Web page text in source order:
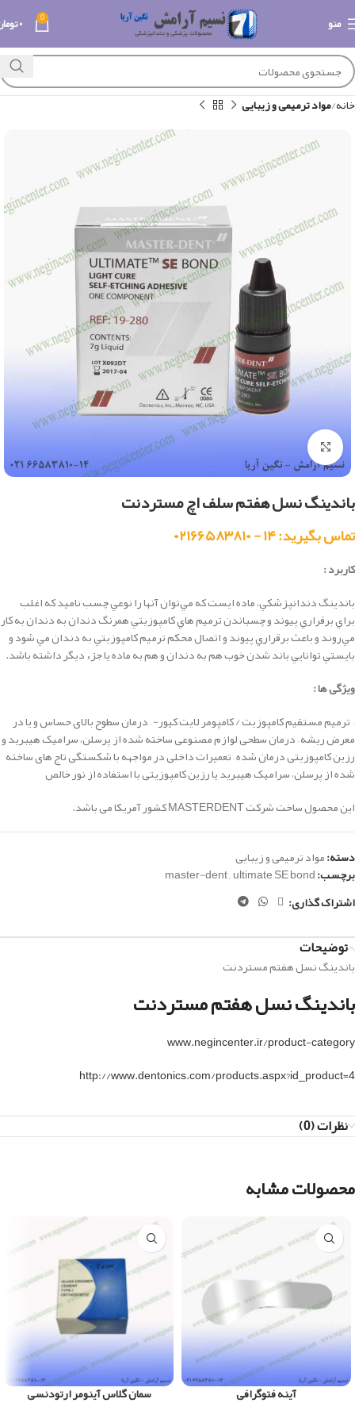
منو 0 ۰
خانه مواد ترمیمی و زیبایی
بزرگنمایی تصویر
باندینگ نسل هفتم سلف اچ مستردنت
تماس بگیرید: ۱۴ - ۰۲۱۶۶۵۸۳۸۱۰
کاربرد :
باندينگ دندانپزشكي، ماده ايست كه مي‌توان آنها را نوعي چسب ناميد كه اغلب
براي برقراري پيوند و چسباندن ترميم هاي كامپوزيتي همرنگ دندان به دندان به كار
مي‌روند و باعث برقراري پيوند و اتصال محكم ترميم كامپوزيتي به دندان مي شود و
بايستي توانايي باند شدن خوب هم به دندان و هم به ماده يا جزء ديگر داشته باشد.
ویژگی ها :
– ترمیممستقیمکامپوزیت / کامپومر لایت کیور- – درمان سطوح بالای حساس و یا در
معرض ریشه – درمان سطحی لوازم مصنوعی ساخته شده از پرسلن، سرامیک هیبرید و
رزین کامپوزیتی درمان شده – تعمیرات داخلی در مواجهه با شکستگی تاج های ساخته
شده از پرسلن، سرامیک هیبرید یا رزین کامپوزیتی با استفاده از نور خالص
این محصول ساخت شرکت MASTERDENT کشور آمریکا می باشد.
دسته:مواد ترمیمی و زیبایی
برچسب: master-dent,ultimate SE bond
اشتراک گذاری:
توضیحات
باندینگ نسل هفتم مستردنت
باندینگ نسل هفتم مستردنت
www.negincenter.ir/product-category
http://www.dentonics.com/products.aspx?id_product=4
نظرات (0)
محصولات مشابه
آینه فتوگرافی
سمان گلاس آینومر ارتودنسی